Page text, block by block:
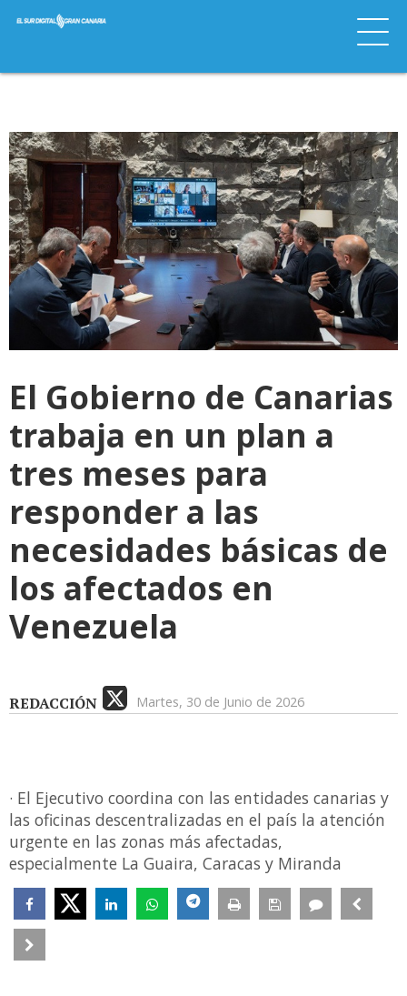
El Gobierno de Canarias
trabaja en un plan a
tres meses para
responder a las
necesidades básicas de
los afectados en
Venezuela
REDACCIÓN Martes, 30 de Junio de 2026
· El Ejecutivo coordina con las entidades canarias y
las oficinas descentralizadas en el país la atención
urgente en las zonas más afectadas,
especialmente La Guaira, Caracas y Miranda